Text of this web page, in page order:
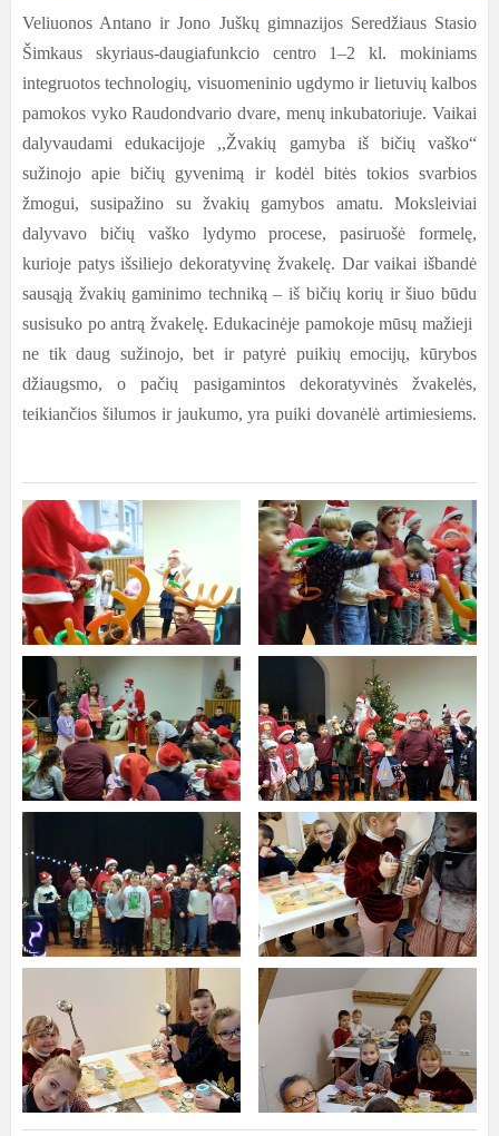
Veliuonos Antano ir Jono Juškų gimnazijos Seredžiaus Stasio
Šimkaus skyriaus-daugiafunkcio centro 1–2 kl. mokiniams
integruotos technologių, visuomeninio ugdymo ir lietuvių kalbos
pamokos vyko Raudondvario dvare, menų inkubatoriuje. Vaikai
dalyvaudami edukacijoje ,,Žvakių gamyba iš bičių vaško“
sužinojo apie bičių gyvenimą ir kodėl bitės tokios svarbios
žmogui, susipažino su žvakių gamybos amatu. Moksleiviai
dalyvavo bičių vaško lydymo procese, pasiruošė formelę,
kurioje patys išsiliejo dekoratyvinę žvakelę. Dar vaikai išbandė
sausąją žvakių gaminimo techniką – iš bičių korių ir šiuo būdu
susisuko po antrą žvakelę.Edukacinėje pamokoje mūsų mažieji
ne tik daug sužinojo, bet irpatyrė puikių emocijų, kūrybos
džiaugsmo, o pačių pasigamintos dekoratyvinės žvakelės,
teikiančios šilumos ir jaukumo, yra puiki dovanėlė artimiesiems.